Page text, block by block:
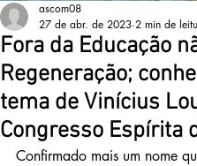
Fora da Educação
Regeneração;
tema de Vinícius
Congresso Espírita
ascom08
27 de abr. de 2023 2 min de
Confirmado mais um nome